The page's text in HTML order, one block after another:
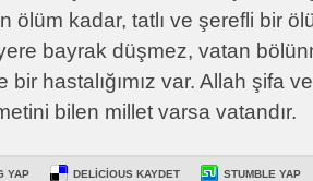
ölüm kadar, tatlı ve şerefli bir
bayrak düşmez, vatan
bir hastalığımız var. Allah şifa
bilen millet varsa vatandır.
YAP DELICIOUS KAYDET STUMBLE YAP